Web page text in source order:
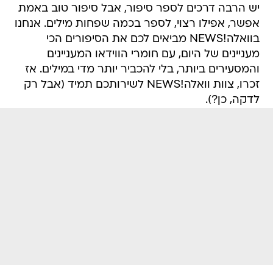
יש הרבה דרכים לספר סיפור, אבל סיפור טוב באמת
אפשר, אפילו רצוי, לספר בכמה שפחות מילים. אנחנו
בוואלה!NEWS מביאים לכם את הסיפורים הכי
מעניינים של היום, עם חומרי הווידאו המעניינים
והמסעירים ביותר, בלי להכביר יותר מדי במילים. אז
זכרו, צוות וואלה!NEWS לשירותכם תמיד (אבל רק
לדקה, כן?).